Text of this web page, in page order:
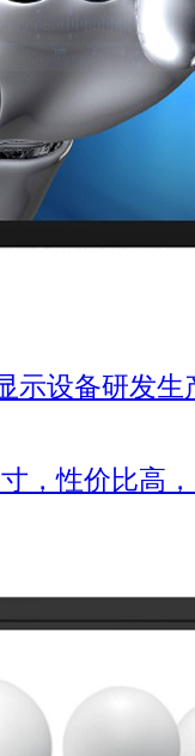
示设备研发
，性价比高